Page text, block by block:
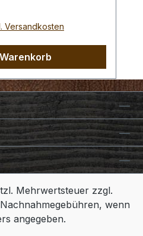
Versandkosten
Mehrwertsteuer zzgl.
wenn
angegeben.